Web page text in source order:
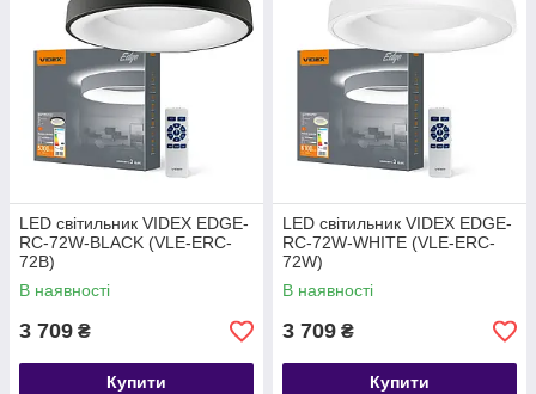
LED світильник VIDEX EDGE-
RC-72W-BLACK (VLE-ERC-
72B)
В наявності
3 709 ₴
Купити
LED світильник VIDEX EDGE-
RC-72W-WHITE (VLE-ERC-
72W)
В наявності
3 709 ₴
Купити